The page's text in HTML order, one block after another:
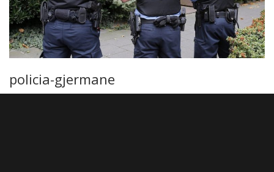
policia-gjermane